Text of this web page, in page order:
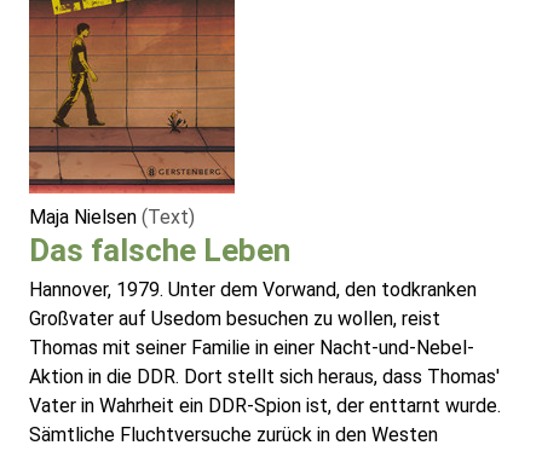
Maja Nielsen (Text)
Das falsche Leben
Hannover, 1979. Unter dem Vorwand, den todkranken
Großvater auf Usedom besuchen zu wollen, reist
Thomas mit seiner Familie in einer Nacht-und-Nebel-
Aktion in die DDR. Dort stellt sich heraus, dass Thomas'
Vater in Wahrheit ein DDR-Spion ist, der enttarnt wurde.
Sämtliche Fluchtversuche zurück in den Westen